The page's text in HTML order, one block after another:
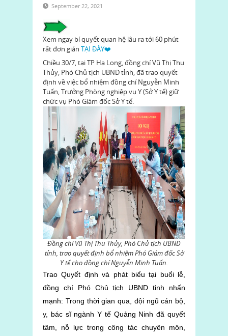
September 22, 2021
Xem ngay bí quyết quan hệ lâu ra tới 60 phút
rất đơn giản TẠI ĐÂY❤️
Chiều 30/7, tại TP Hạ Long, đồng chí Vũ Thị Thu
Thủy, Phó Chủ tịch UBND tỉnh, đã trao quyết
định về việc bổ nhiệm đồng chí Nguyễn Minh
Tuấn, Trưởng Phòng nghiệp vụ Y (Sở Y tế) giữ
chức vụ Phó Giám đốc Sở Y tế.
Đồng chí Vũ Thị Thu Thủy, Phó Chủ tịch UBND
tỉnh, trao quyết định bổ nhiệm Phó Giám đốc Sở
Y tế cho đồng chí Nguyễn Minh Tuấn.
Trao Quyết định và phát biểu tại buổi lễ,
đồng chí Phó Chủ tịch UBND tỉnh nhấn
mạnh: Trong thời gian qua, đội ngũ cán bộ,
y, bác sĩ ngành Y tế Quảng Ninh đã quyết
tâm, nỗ lực trong công tác chuyên môn,